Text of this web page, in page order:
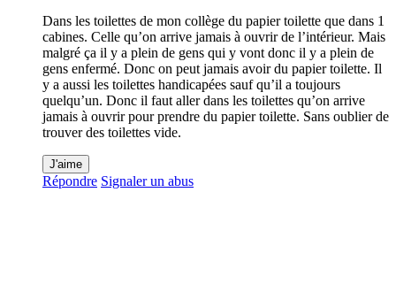
Dans les toilettes de mon collège du papier toilette que dans 1
cabines. Celle qu’on arrive jamais à ouvrir de l’intérieur. Mais
malgré ça il y a plein de gens qui y vont donc il y a plein de
gens enfermé. Donc on peut jamais avoir du papier toilette. Il
y a aussi les toilettes handicapées sauf qu’il a toujours
quelqu’un. Donc il faut aller dans les toilettes qu’on arrive
jamais à ouvrir pour prendre du papier toilette. Sans oublier de
trouver des toilettes vide.
J'aime
Répondre Signaler un abus